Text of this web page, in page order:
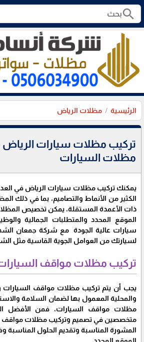
search
الرئيسية مظلات الرياض
تركيب مظلات سيارات
مظلات السيارات
يمكنك تركيب مظلات سيارات الرياض في
الكثير من الأنماط والتصاميم، بما في ذلك
ذات الأعمدة المستقلة، يمكن تخصيص
الموقع المحدد والمتطلبات الجمالية
سيارات عالية الجودة مع شركة جمعان
لسيارتك من العوامل الجوية القاسية مثل
تركيب مظلات مواقف
يجب أن يتم تركيب مظلات مواقف السيارات
والمحلية المعمول بها لضمان السلامة
مظلات مواقف السيارات، فمن الأفضل
متخصصين في تصميم وتركيب مظلات مواقف
المشورة المناسبة وتقديم الحلول المناسبة